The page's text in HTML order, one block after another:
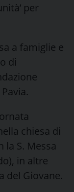
per
a famiglie e
di
chiesa di
la S. Messa
in altre
del Giovane.